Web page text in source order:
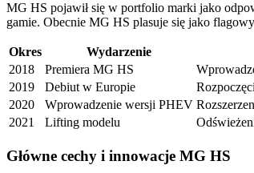
MG HS pojawił się w portfolio marki jako
gamie. Obecnie MG HS plasuje się jako
Okres Wydarzenie
2018
Premiera MG HS
2019
Debiut w Europie
2020
Wprowadzenie wersji PHEV
2021
Lifting modelu
Główne cechy i innowacje MG HS